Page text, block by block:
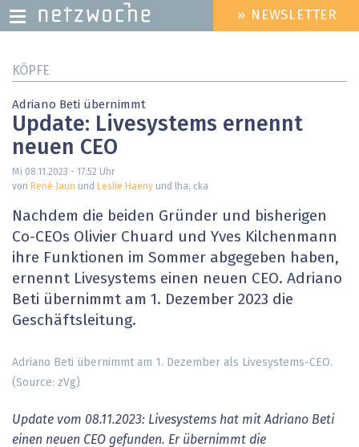
zum
HEADER
MENU
» NEWSLETTER
KÖPFE
Adriano Beti übernimmt
Update: Livesystems ernennt
neuen CEO
Mi 08.11.2023 - 17:52 Uhr
von René Jaun und Leslie Haeny und lha, cka
Nachdem die beiden Gründer und bisherigen
Co-CEOs Olivier Chuard und Yves Kilchenmann
ihre Funktionen im Sommer abgegeben haben,
ernennt Livesystems einen neuen CEO. Adriano
Beti übernimmt am 1. Dezember 2023 die
Geschäftsleitung.
Adriano Beti übernimmt am 1. Dezember als Livesystems-CEO.
(Source: zVg)
Update vom 08.11.2023: Livesystems hat mit Adriano Beti
einen neuen CEO gefunden. Er übernimmt die